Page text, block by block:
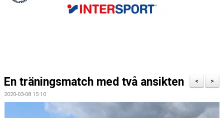
NYHETER
LÄNKAR
>
<
En träningsmatch med två ansikten
2020-03-08 15:10